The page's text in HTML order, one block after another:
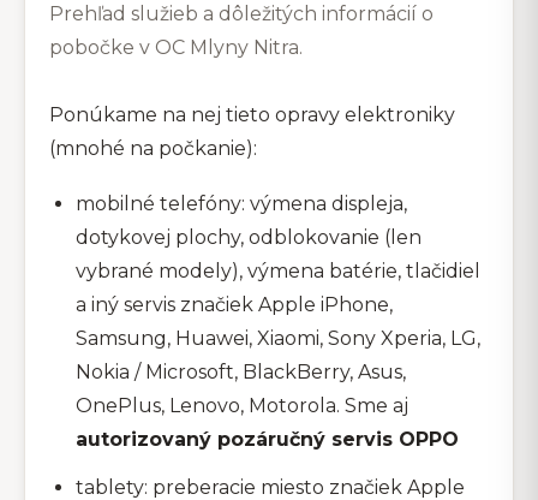
Prehľad služieb a dôležitých informácií o
pobočke v OC Mlyny Nitra.
Ponúkame na nej tieto opravy elektroniky
(mnohé na počkanie):
mobilné telefóny: výmena displeja,
dotykovej plochy, odblokovanie (len
vybrané modely), výmena batérie, tlačidiel
a iný servis značiek Apple iPhone,
Samsung, Huawei, Xiaomi, Sony Xperia, LG,
Nokia / Microsoft, BlackBerry, Asus,
OnePlus, Lenovo, Motorola. Sme aj
autorizovaný pozáručný servis OPPO
tablety: preberacie miesto značiek Apple